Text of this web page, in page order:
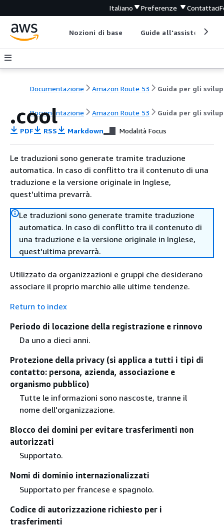
Italiano Preferenze Contattaci
Nozioni di base Guide all'assistenza
Documentazione Amazon Route 53
Documentazione Amazon Route 53 Guida per gli
.cool
PDF RSS Markdown Modalità Focus
Le traduzioni sono generate tramite traduzione
automatica. In caso di conflitto tra il contenuto di una
traduzione e la versione originale in Inglese,
quest'ultima prevarrà.
Le traduzioni sono generate tramite traduzione
automatica. In caso di conflitto tra il contenuto di
una traduzione e la versione originale in Inglese,
quest'ultima prevarrà.
Utilizzato da organizzazioni e gruppi che desiderano
associare il proprio marchio alle ultime tendenze.
Return to index
Periodo di locazione della registrazione e rinnovo
Da uno a dieci anni.
Protezione della privacy (si applica a tutti i tipi di
contatto: persona, azienda, associazione e
organismo pubblico)
Tutte le informazioni sono nascoste, tranne il
nome dell'organizzazione.
Blocco dei domini per evitare trasferimenti non
autorizzati
Supportato.
Nomi di dominio internazionalizzati
Supportato per francese e spagnolo.
Codice di autorizzazione richiesto per i
trasferimenti